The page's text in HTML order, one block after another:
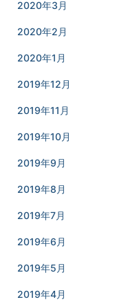
2020年3月
2020年2月
2020年1月
2019年12月
2019年11月
2019年10月
2019年9月
2019年8月
2019年7月
2019年6月
2019年5月
2019年4月